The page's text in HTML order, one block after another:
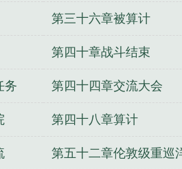
的丧尸逃亡 竞月贻香
第三十六章被算计
第四十章战斗结束
务 第四十四章交流大会
第四十八章算计
第五十二章伦敦级重巡